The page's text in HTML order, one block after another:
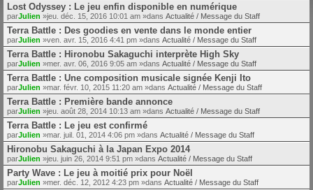
Lost Odyssey : Le jeu enfin disponible en numérique
parJulien »jeu. déc. 15, 2016 10:01 am »dans Actualité / Message du Staff
Terra Battle : Des goodies en vente dans le monde entier
parJulien »ven. avr. 15, 2016 4:41 pm »dans Actualité / Message du Staff
Terra Battle : Hironobu Sakaguchi interprète High Sky
parJulien »mer. avr. 06, 2016 9:05 am »dans Actualité / Message du Staff
Terra Battle : Une composition musicale signée Kenji Ito
parJulien »mar. févr. 10, 2015 11:20 am »dans Actualité / Message du Staff
Terra Battle : Première bande annonce
parJulien »jeu. août 28, 2014 10:13 am »dans Actualité / Message du Staff
Terra Battle : Le jeu est confirmé
parJulien »mar. juil. 01, 2014 4:06 pm »dans Actualité / Message du Staff
Hironobu Sakaguchi à la Japan Expo 2014
parJulien »jeu. juin 26, 2014 9:51 pm »dans Actualité / Message du Staff
Party Wave : Le jeu à moitié prix pour Noël
parJulien »mer. déc. 12, 2012 4:23 pm »dans Actualité / Message du Staff